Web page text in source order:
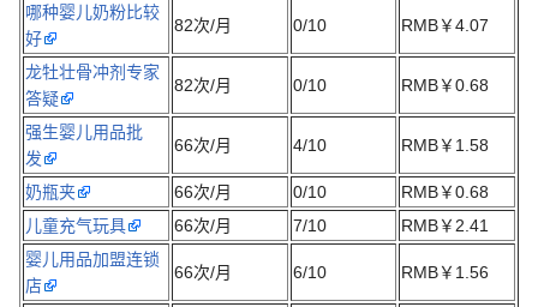
哪种婴儿奶粉比较
好
82次/月 0/10 RMB￥4.07
龙牡壮骨冲剂专家
答疑
82次/月 0/10 RMB￥0.68
强生婴儿用品批
发
66次/月 4/10 RMB￥1.58
奶瓶夹 66次/月 0/10
RMB￥0.68
儿童充气玩具
66次/月 7/10
RMB￥2.41
婴儿用品加盟连锁
店
66次/月 6/10 RMB￥1.56